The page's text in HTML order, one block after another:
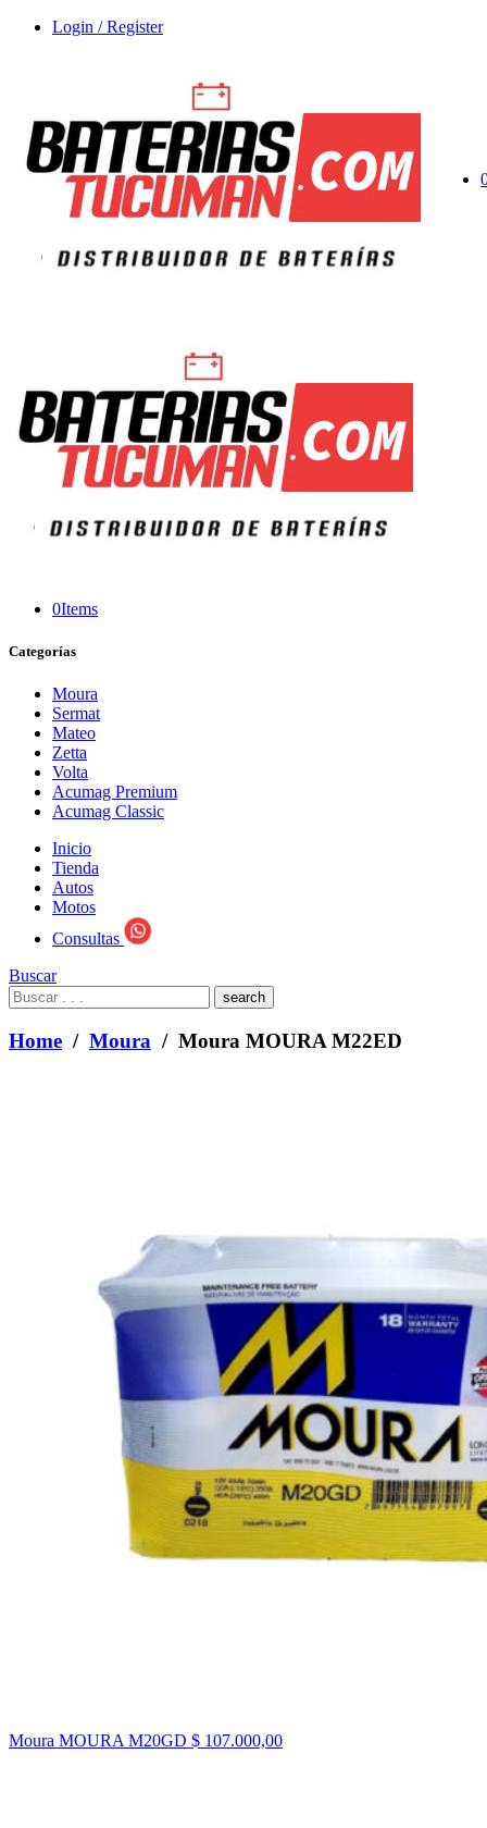
Login / Register
0Items
Categorías
Moura
Sermat
Mateo
Zetta
Volta
Acumag Premium
Acumag Classic
Inicio
Tienda
Autos
Motos
Consultas
Buscar
What
are
you
looking
Home / Moura / Moura MOURA M22ED
Moura MOURA M20GD $ 107.000,00